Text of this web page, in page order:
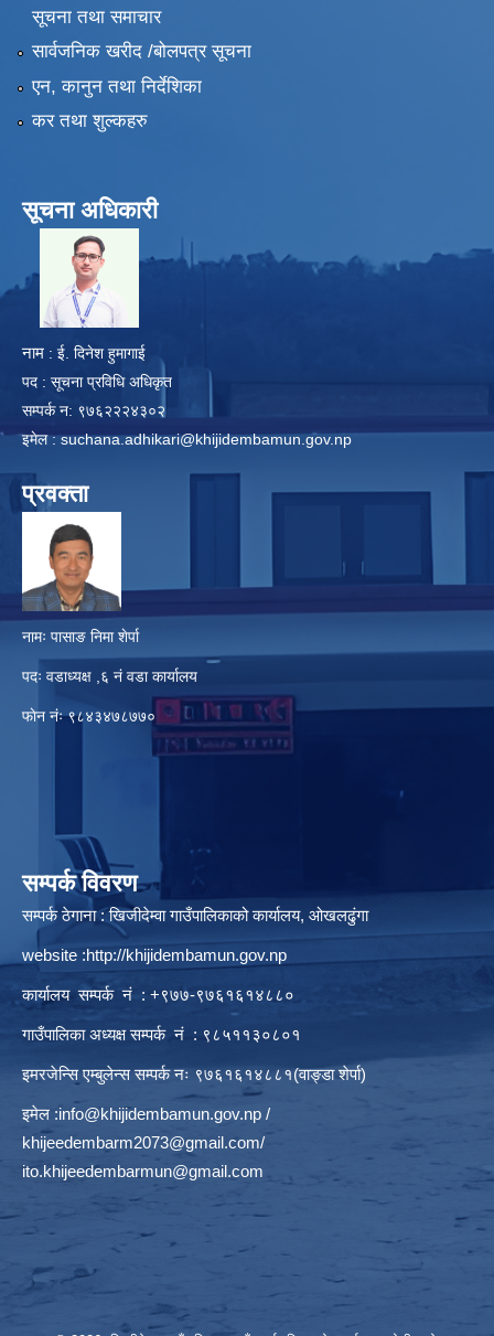
सूचना तथा समाचार
सार्वजनिक खरीद /बोलपत्र सूचना
एन, कानुन तथा निर्देशिका
कर तथा शुल्कहरु
सूचना अधिकारी
​
नाम : ई. दिनेश हुमागाई
पद : सूचना प्रविधि अधिकृत
सम्पर्क न: ९७६२२२४३०२
इमेल :suchana.adhikari@khijidembamun.gov.np
प्रवक्ता
नामः पासाङ निमा शेर्पा
पदः वडाध्यक्ष ,६ नं वडा कार्यालय
फाेन नंः ९८४३४७८७७०
सम्पर्क विवरण
सम्पर्क ठेगाना : खिजीदेम्वा गाउँपालिकाको कार्यालय, ओखलढुंगा
website :http://khijidembamun.gov.np
कार्यालय सम्पर्क नं : +९७७-९७६१६१४८८०
गाउँपालिका अध्यक्ष सम्पर्क नं : ९८५११३०८०१
इमरजेन्सि एम्बुलेन्स सम्पर्क न‌ः ९७६१६१४८८१(वाङ्डा शेर्पा)
इमेल :info@khijidembamun.gov.np /
khijeedembarm2073@gmail.com/
ito.khijeedembarmun@gmail.com